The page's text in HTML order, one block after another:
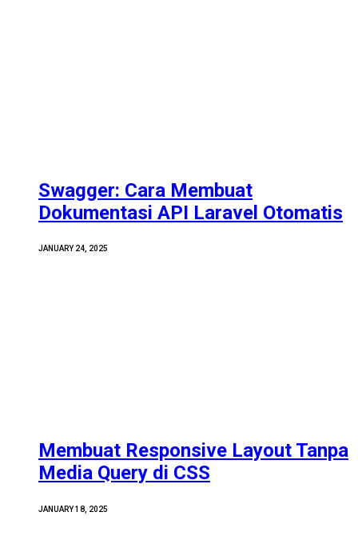
Swagger: Cara Membuat
Dokumentasi API Laravel Otomatis
JANUARY 24, 2025
Membuat Responsive Layout Tanpa
Media Query di CSS
JANUARY 18, 2025